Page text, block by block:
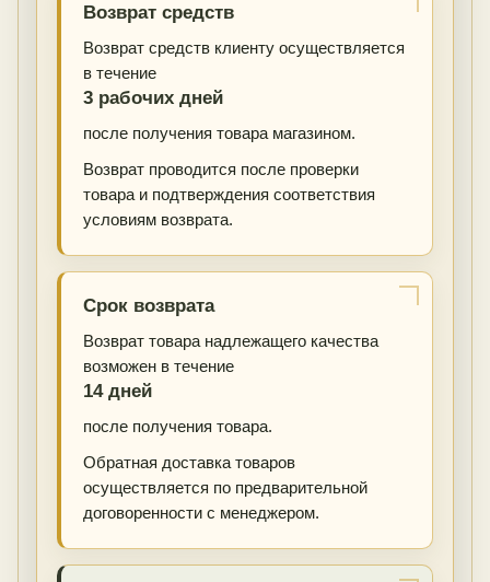
Возврат средств
Возврат средств клиенту осуществляется
в течение
3 рабочих дней
после получения товара магазином.
Возврат проводится после проверки
товара и подтверждения соответствия
условиям возврата.
Срок возврата
Возврат товара надлежащего качества
возможен в течение
14 дней
после получения товара.
Обратная доставка товаров
осуществляется по предварительной
договоренности с менеджером.